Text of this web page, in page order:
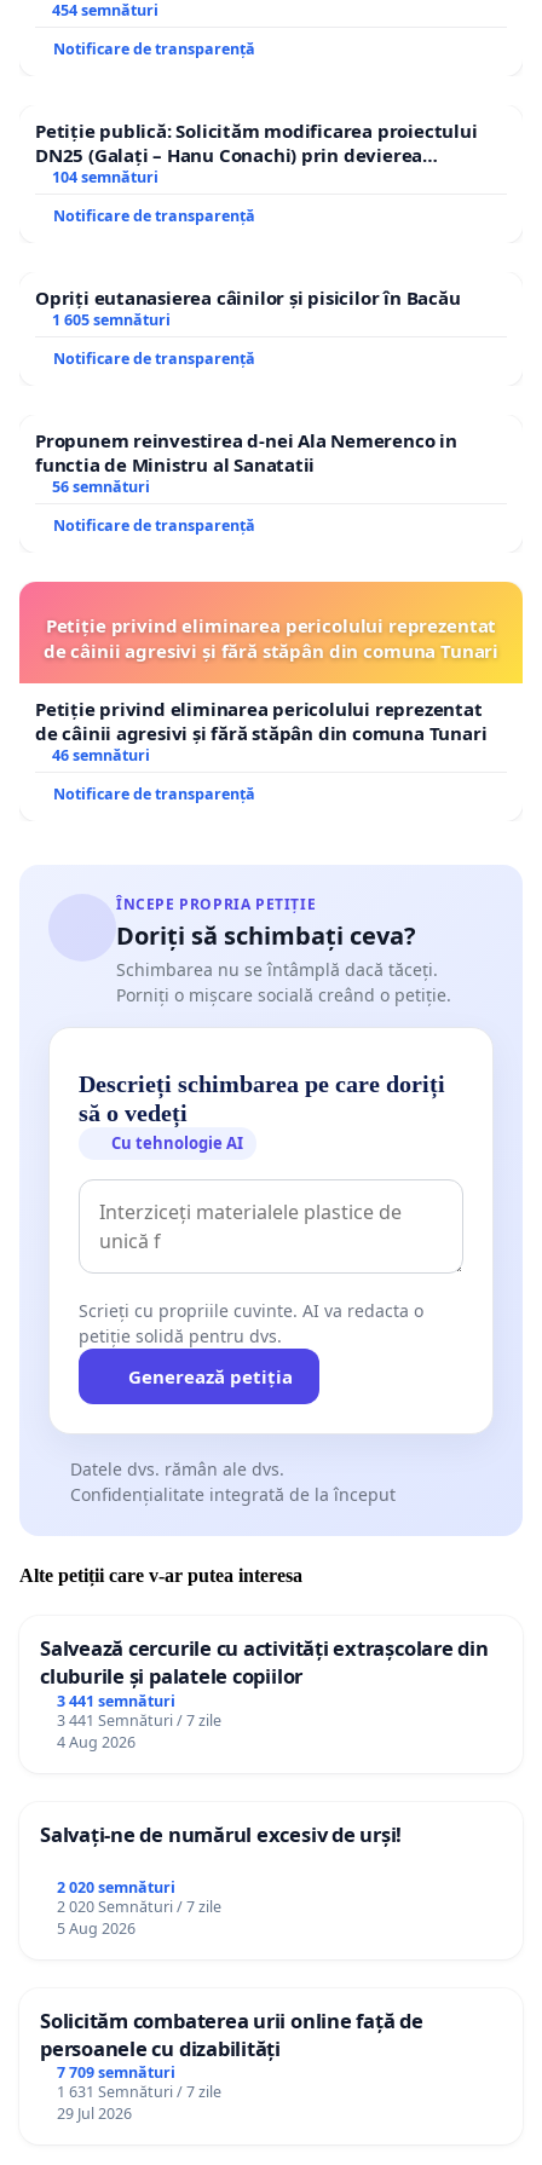
454 semnături
Notificare de transparență
Petiție publică: Solicităm modificarea proiectului
DN25 (Galați – Hanu Conachi) prin devierea
traseului în afara localităților!
104 semnături
Notificare de transparență
Opriți eutanasierea câinilor și pisicilor în Bacău
1 605 semnături
Notificare de transparență
Propunem reinvestirea d-nei Ala Nemerenco in
functia de Ministru al Sanatatii
56 semnături
Notificare de transparență
Petiție privind eliminarea pericolului reprezentat
de câinii agresivi și fără stăpân din comuna Tunari
Petiție privind eliminarea pericolului reprezentat
de câinii agresivi și fără stăpân din comuna Tunari
46 semnături
Notificare de transparență
ÎNCEPE PROPRIA PETIȚIE
Doriți să schimbați ceva?
Schimbarea nu se întâmplă dacă tăceți.
Porniți o mișcare socială creând o petiție.
Descrieți schimbarea pe care doriți
să o vedeți
Cu tehnologie AI
Scrieți cu propriile cuvinte. AI va redacta o
petiție solidă pentru dvs.
Generează petiția
Datele dvs. rămân ale dvs.
Confidențialitate integrată de la început
Alte petiții care v-ar putea interesa
Salvează cercurile cu activități extrașcolare din
cluburile și palatele copiilor
3 441 semnături
3 441 Semnături / 7 zile
4 Aug 2026
Salvați-ne de numărul excesiv de urși!
2 020 semnături
2 020 Semnături / 7 zile
5 Aug 2026
Solicităm combaterea urii online față de
persoanele cu dizabilități
7 709 semnături
1 631 Semnături / 7 zile
29 Jul 2026